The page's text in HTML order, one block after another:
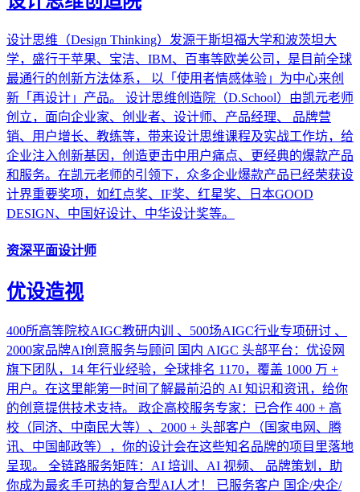
设计思维（Design Thinking）发源于斯坦福大学和波茨坦大
学，盛行于苹果、宝洁、IBM、百事等欧美公司，是目前全球
最通行的创新方法体系， 以「使用者情感体验」为中心来创
新「再设计」产品。 设计思维创造院（D.School）由凯元老师
创立，面向企业家、创业者、设计师、产品经理、 品牌营
销、用户增长、教练等，带来设计思维课程及实战工作坊，给
企业注入创新基因，创造更击中用户痛点、更经典的爆款产品
和服务。在凯元老师的引领下，众多企业爆款产品已经荣获设
计界重要奖项，如红点奖、IF奖、红星奖、日本GOOD
DESIGN、中国好设计、中华设计奖等。
资深平面设计师
优设造视
400所高等院校AIGC教研内训 、500场AIGC行业专项研讨 、
2000家品牌AI创意服务与顾问 国内 AIGC 头部平台：优设网
旗下团队，14 年行业经验，全球排名 1170，覆盖 1000 万 +
用户。在这里能第一时间了解最前沿的 AI 知识和资讯，给你
的创意提供技术支持。 政企高校服务专家：已合作 400 + 高
校（同济、中南民大等）、2000 + 头部客户（国家电网、腾
讯、中国邮政等），你的设计会在这些知名品牌的项目里落地
呈现。 全链路服务矩阵：AI 培训、AI 视频、 品牌策划，助
你成为最炙手可热的复合型AI人才！ 已服务客户 国企/央企/